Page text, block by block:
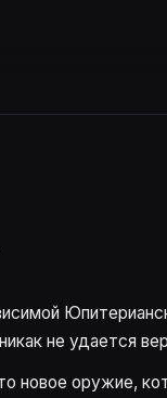
не удается
новое оружие,